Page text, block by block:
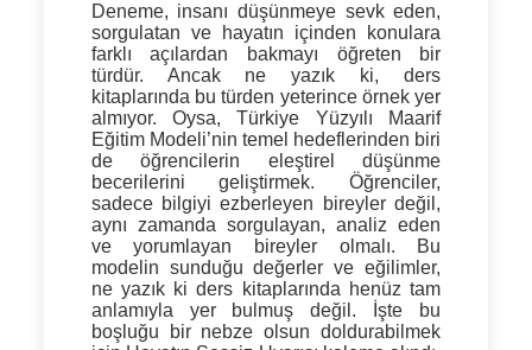
Deneme, insanı düşünmeye sevk eden,
sorgulatan ve hayatın içinden konulara
farklı açılardan bakmayı öğreten bir
türdür. Ancak ne yazık ki, ders
kitaplarında bu türden yeterince örnek yer
almıyor. Oysa, Türkiye Yüzyılı Maarif
Eğitim Modeli’nin temel hedeflerinden biri
de öğrencilerin eleştirel düşünme
becerilerini geliştirmek. Öğrenciler,
sadece bilgiyi ezberleyen bireyler değil,
aynı zamanda sorgulayan, analiz eden
ve yorumlayan bireyler olmalı. Bu
modelin sunduğu değerler ve eğilimler,
ne yazık ki ders kitaplarında henüz tam
anlamıyla yer bulmuş değil. İşte bu
boşluğu bir nebze olsun doldurabilmek